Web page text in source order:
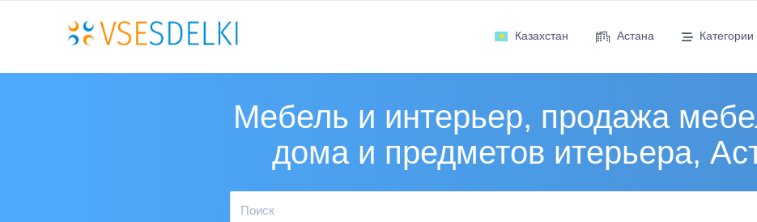
Казахстан Астана Категории
Мебель и интерьер, продажа
дома и предметов итерьера,